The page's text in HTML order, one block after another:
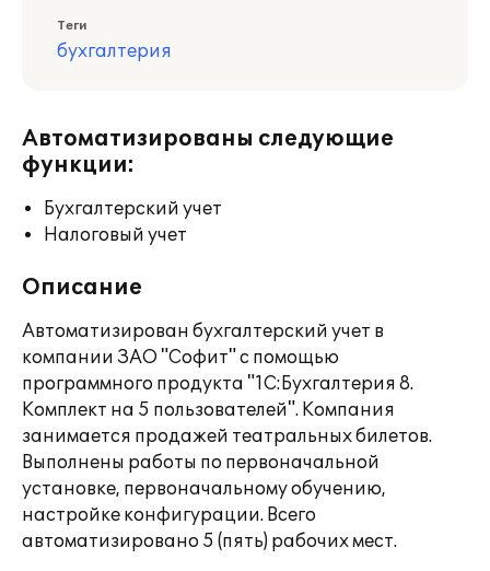
Теги
бухгалтерия
Автоматизированы следующие
функции:
Бухгалтерский учет
Налоговый учет
Описание
Автоматизирован бухгалтерский учет в
компании ЗАО "Софит" с помощью
программного продукта "1С:Бухгалтерия 8.
Комплект на 5 пользователей". Компания
занимается продажей театральных билетов.
Выполнены работы по первоначальной
установке, первоначальному обучению,
настройке конфигурации. Всего
автоматизировано 5 (пять) рабочих мест.